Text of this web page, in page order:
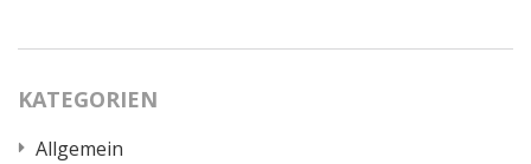
KATEGORIEN
Allgemein